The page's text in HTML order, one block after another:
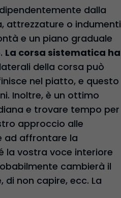
dalla
attrezzature o indumenti
e un piano graduale
La corsa sistematica ha
della corsa può
nel piatto, e questo
Inoltre, è un ottimo
e trovare tempo per
approccio alle
ad affrontare la
la vostra voce interiore
cambierà il
non capire, ecc. La